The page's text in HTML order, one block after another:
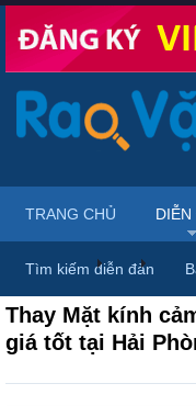
Diễn đàn ...
Thay Mặt kính
giá tốt tại Hải
TRANG CHỦ
Tìm kiếm diễn đàn